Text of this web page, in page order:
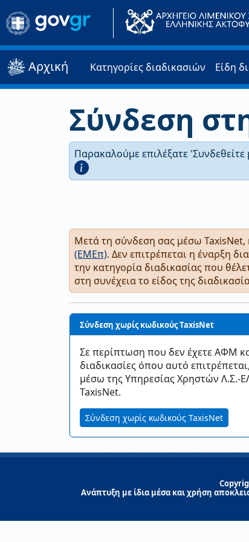
Αρχική Κατηγορίες διαδικασιών Είδη
Σύνδεση
Παρακαλούμε επιλέξατε
Μετά τη σύνδεση σας μέσω TaxisNet,
(ΕΜΕπ). Δεν επιτρέπεται η έναρξη
την κατηγορία διαδικασίας που
στη συνέχεια το είδος της
Σύνδεση χωρίς κωδικούς TaxisNet
Σε περίπτωση που δεν έχετε ΑΦΜ
διαδικασίες όπου αυτό
μέσω της Υπηρεσίας Χρηστών Λ.Σ.-
TaxisNet.
Σύνδεση χωρίς κωδικούς TaxisNet
Ανάπτυξη με ίδια μέσα και χρήση